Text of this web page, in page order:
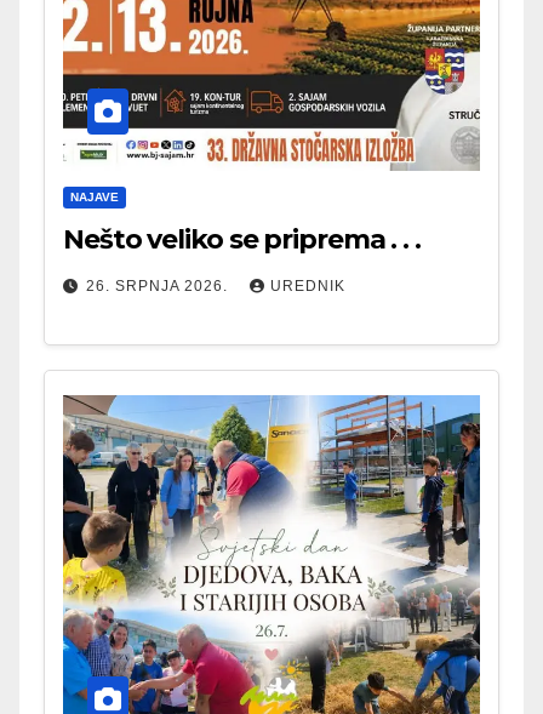
NAJAVE
Nešto veliko se priprema . . .
26. SRPNJA 2026. UREDNIK